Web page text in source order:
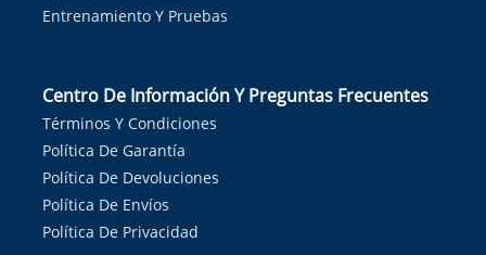
Entrenamiento Y Pruebas
Centro De Información Y Preguntas Frecuentes
Términos Y Condiciones
Política De Garantía
Política De Devoluciones
Política De Envíos
Política De Privacidad